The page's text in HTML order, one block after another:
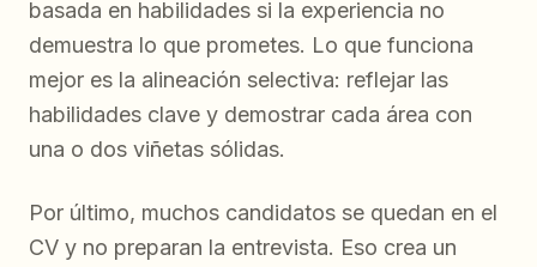
basada en habilidades si la experiencia no
demuestra lo que prometes. Lo que funciona
mejor es la alineación selectiva: reflejar las
habilidades clave y demostrar cada área con
una o dos viñetas sólidas.
Por último, muchos candidatos se quedan en el
CV y no preparan la entrevista. Eso crea un